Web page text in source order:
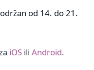
od 14. do 21.
iOS ili Android.